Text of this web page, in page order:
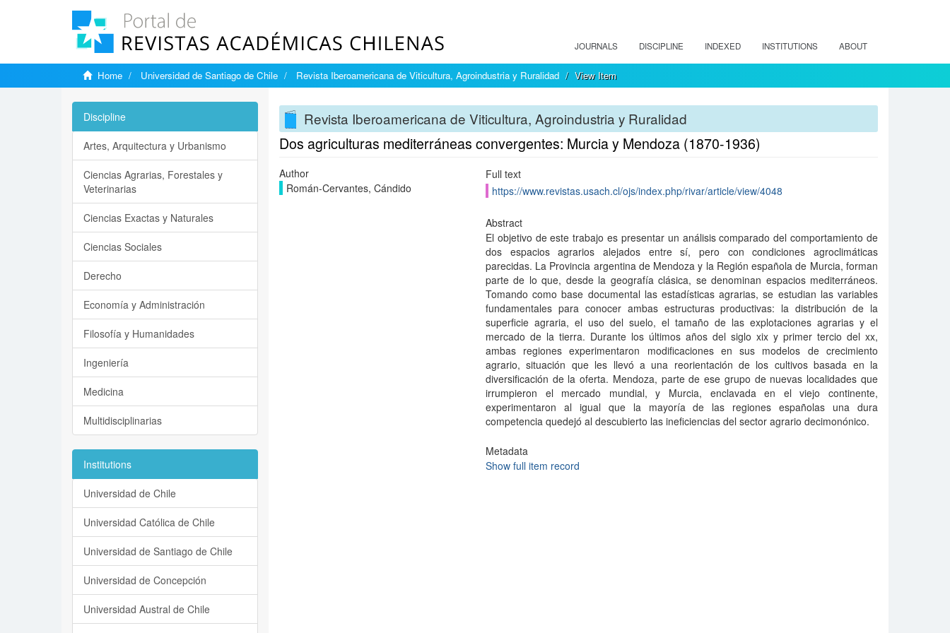
JOURNALS DISCIPLINE INDEXED INSTITUTIONS ABOUT
Home Universidad de Santiago de Chile Revista Iberoamericana de Viticultura, Agroindustria y Ruralidad View Item
Revista Iberoamericana de Viticultura, Agroindustria y Ruralidad
Dos agriculturas mediterráneas convergentes: Murcia y Mendoza (1870-1936)
Author
Román-Cervantes, Cándido
Full text
https://www.revistas.usach.cl/ojs/index.php/rivar/article/view/4048
Abstract
El objetivo de este trabajo es presentar un análisis comparado del comportamiento de
dos espacios agrarios alejados entre sí, pero con condiciones agroclimáticas
parecidas. La Provincia argentina de Mendoza y la Región española de Murcia, forman
parte de lo que, desde la geografía clásica, se denominan espacios mediterráneos.
Tomando como base documental las estadísticas agrarias, se estudian las variables
fundamentales para conocer ambas estructuras productivas: la distribución de la
superficie agraria, el uso del suelo, el tamaño de las explotaciones agrarias y el
mercado de la tierra. Durante los últimos años del siglo xix y primer tercio del xx,
ambas regiones experimentaron modificaciones en sus modelos de crecimiento
agrario, situación que les llevó a una reorientación de los cultivos basada en la
diversificación de la oferta. Mendoza, parte de ese grupo de nuevas localidades que
irrumpieron el mercado mundial, y Murcia, enclavada en el viejo continente,
experimentaron al igual que la mayoría de las regiones españolas una dura
competencia quedejó al descubierto las ineficiencias del sector agrario decimonónico.
Metadata
Show full item record
Discipline
Artes, Arquitectura y Urbanismo
Ciencias Agrarias, Forestales y
Veterinarias
Ciencias Exactas y Naturales
Ciencias Sociales
Derecho
Economía y Administración
Filosofía y Humanidades
Ingeniería
Medicina
Multidisciplinarias
Institutions
Universidad de Chile
Universidad Católica de Chile
Universidad de Santiago de Chile
Universidad de Concepción
Universidad Austral de Chile